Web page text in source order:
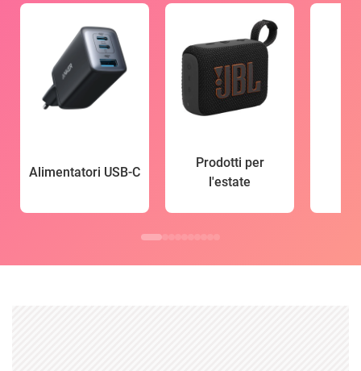
Alimentatori USB-C
Prodotti per
l'estate